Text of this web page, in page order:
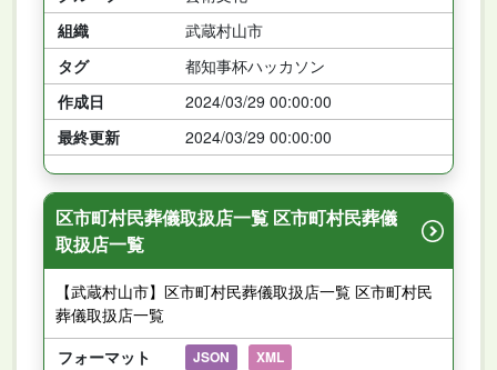
組織
武蔵村山市
タグ
都知事杯ハッカソン
作成日
2024/03/29 00:00:00
最終更新
2024/03/29 00:00:00
区市町村民葬儀取扱店一覧 区市町村民葬儀
取扱店一覧
【武蔵村山市】区市町村民葬儀取扱店一覧 区市町村民
葬儀取扱店一覧
フォーマット
JSON XML